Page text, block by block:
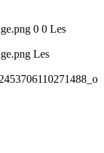
0 0 Les
Les